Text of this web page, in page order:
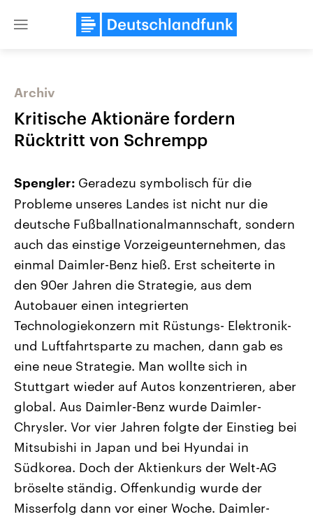
Close
Landtagswahl Sachsen-Anhalt
Alle Informationen
Sachsen-Anhalt wählt am 6.
September 2026 einen neuen
Landtag. Seit 2021 wird das
Bundesland von einer Koalition aus
CDU, SPD und FDP regiert.-
Umfragen, Prognosen,
Wahlprogramme, aktuelle Berichte
und Hintergründe zu den Parteien
und Kandidaten der anstehenden
USA
Hintergründe
Wirtschaftlich und
gehören die Vereinigten
mit großem Einfluss auf
aktuelle Weltgeschehen.
Sendungen Programm Podcasts
Audio-Archiv
Archiv
Kritische Aktionäre fordern
Rücktritt von Schrempp
Spengler: Geradezu symbolisch für die
Probleme unseres Landes ist nicht nur die
deutsche Fußballnationalmannschaft, sondern
auch das einstige Vorzeigeunternehmen, das
einmal Daimler-Benz hieß. Erst scheiterte in
den 90er Jahren die Strategie, aus dem
Autobauer einen integrierten
Technologiekonzern mit Rüstungs- Elektronik-
und Luftfahrtsparte zu machen, dann gab es
eine neue Strategie. Man wollte sich in
Stuttgart wieder auf Autos konzentrieren, aber
global. Aus Daimler-Benz wurde Daimler-
Chrysler. Vor vier Jahren folgte der Einstieg bei
Mitsubishi in Japan und bei Hyundai in
Südkorea. Doch der Aktienkurs der Welt-AG
bröselte ständig. Offenkundig wurde der
Misserfolg dann vor einer Woche. Daimler-